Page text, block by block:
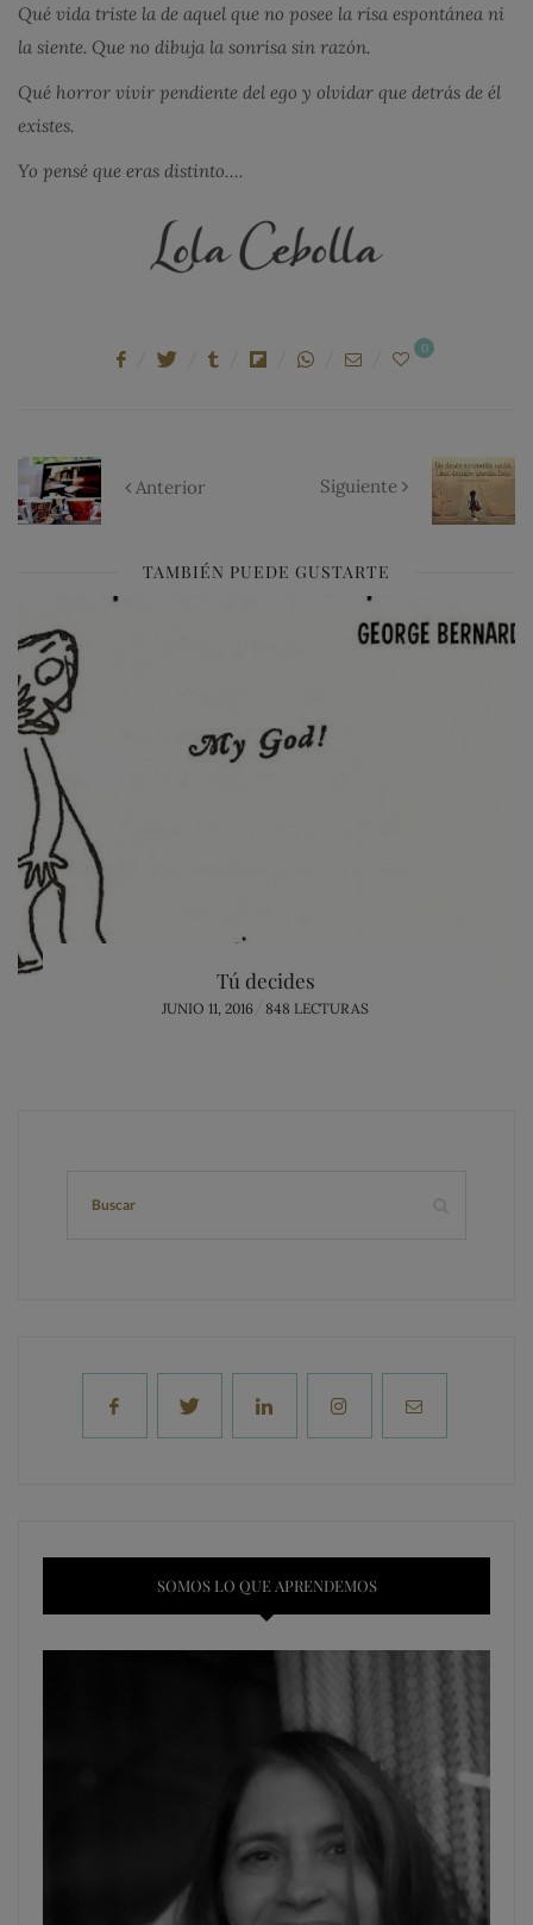
Qué vida triste la de aquel que no posee la risa espontánea ni
la siente. Que no dibuja la sonrisa sin razón.
Qué horror vivir pendiente del ego y olvidar que detrás de él
existes.
Yo pensé que eras distinto….
0
Anterior Siguiente
TAMBIÉN PUEDE GUSTARTE
Tú decides
POSTED
JUNIO 11, 2016 848 LECTURAS
SOMOS LO QUE APRENDEMOS